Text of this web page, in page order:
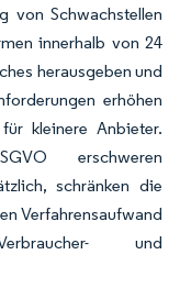
von Schwachstellen
innerhalb von 24
herausgeben und
erhöhen
kleinere Anbieter.
erschweren
schränken die
Verfahrensaufwand
und